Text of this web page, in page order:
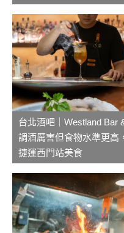
台北酒吧｜Westland Bar
調酒厲害但食物水準更高
捷運西門站美食